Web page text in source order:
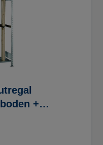
+
mm –
– verzinkt